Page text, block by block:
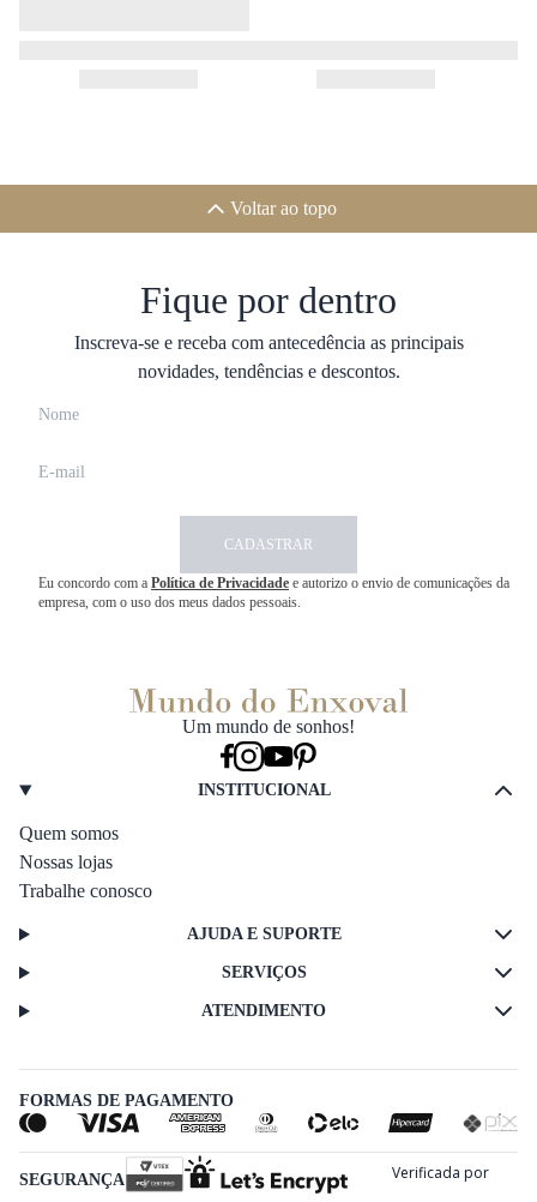
Voltar ao topo
Fique por dentro
Inscreva-se e receba com antecedência as principais
novidades, tendências e descontos.
CADASTRAR
Eu concordo com a Política de Privacidade e autorizo o envio de comunicações da
empresa, com o uso dos meus dados pessoais.
Um mundo de sonhos!
INSTITUCIONAL
Quem somos
Nossas lojas
Trabalhe conosco
AJUDA E SUPORTE
SERVIÇOS
ATENDIMENTO
FORMAS DE PAGAMENTO
SEGURANÇA